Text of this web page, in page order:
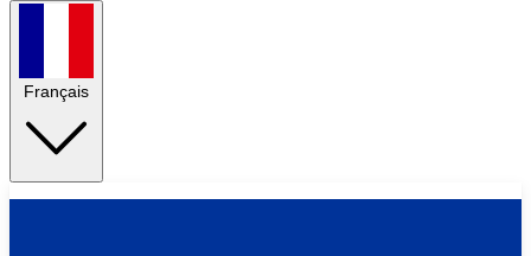
Français